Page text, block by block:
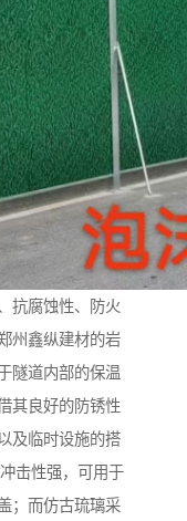
抗腐蚀性、防火
州鑫纵建材的岩
隧道内部的保温
其良好的防锈性
及临时设施的搭
击性强，可用于
；而仿古琉璃采